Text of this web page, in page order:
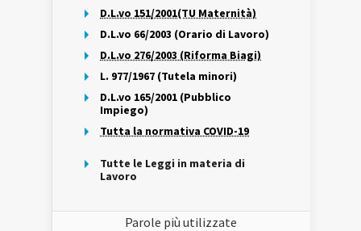
D.L.vo 151/2001(TU Maternità)
D.L.vo 66/2003 (Orario di Lavoro)
D.L.vo 276/2003 (Riforma Biagi)
L. 977/1967 (Tutela minori)
D.L.vo 165/2001 (Pubblico
Impiego)
Tutta la normativa COVID-19
Tutte le Leggi in materia di
Lavoro
Parole più utilizzate